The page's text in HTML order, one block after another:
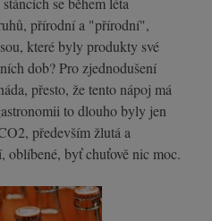
přírodní a "přírodní",
které byly produkty své
dob? Pro zjednodušení
přesto, že tento nápoj má
to dlouho byly jen
především žlutá a
oblíbené, byť chuťově nic moc.